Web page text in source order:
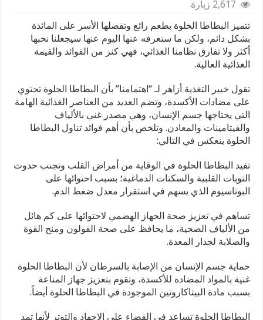
تساعد
في
القضاء
على
وخيار
مناسب
لمرضى
السكري
2,617 زيارة
تتميز البطاطا الحلوة بطعم رائع وتفضلها الأسر على المائدة
بشكل دائم، ولكن ما سنعرفه عنها اليوم عنها سيجعلنا نحبها
أكثر ولا تفارق نظامنا الغذائي، فهي كنز من الفوائد والقيمة
الغذائية العالية.
تقول خبير التغذية أزاهر لـ “اهتمامنا” بأن البطاطا الحلوة تحتوي
على مضادات الأكسدة، وتضم العديد من العناصر الغذائية الهامة
التي يحتاجها جسم الإنسان، وهي مصدر غني بالألياف
والفيتامينات والمعادن. وتلخص بأن أهم فوائد تناول البطاطا
الحلوة ينعكس في التالي:
تفيد البطاطا الحلوة في الوقاية من أمراض القلب وتجنب حدوث
النوبات القلبية والسكتات الدماغية؛ بسبب احتوائها على
البوتاسيوم الذي يسهم في استقرار معدل ضغط الدم.
تساهم في تعزيز صحة الجهاز الهضمي لاحتوائها على كم هائل
من الألياف الصحية، ما يحافظ على صحة القولون ومنح القوة
والصلابة لجدار المعدة.
حماية جسم الإنسان من الإصابة بالسرطان لأن البطاطا الحلوة
غنية بالمواد المضادة للأكسدة، وتقوم بتعزيز جهاز المناعة
بسبب مادة البيتاكاروتين الموجودة في البطاطا الحلوة أيضاً.
البطاطا الحلوة تساعد في القضاء على الإجهاد والتوتر لأنها تمد